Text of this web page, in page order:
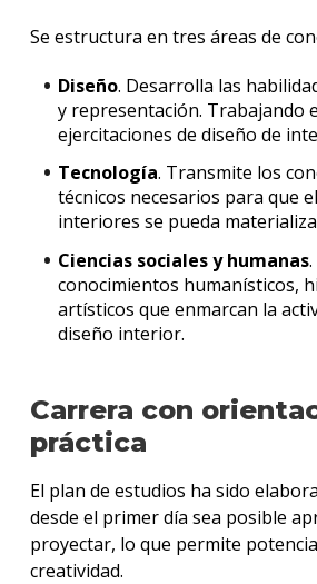
Se estructura en tres áreas de
Diseño. Desarrolla las
y representación. Trabajando
ejercitaciones de diseño de
Tecnología. Transmite los
técnicos necesarios para que
interiores se pueda
Ciencias sociales y humanas
conocimientos humanísticos,
artísticos que enmarcan la
diseño interior.
Carrera con
práctica
El plan de estudios ha sido
desde el primer día sea posible
proyectar, lo que permite
creatividad.